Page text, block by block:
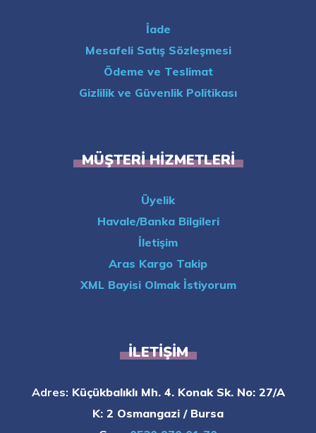
İade
Mesafeli Satış Sözleşmesi
Ödeme ve Teslimat
Gizlilik ve Güvenlik Politikası
MÜŞTERI HIZMETLERI
Üyelik
Havale/Banka Bilgileri
İletişim
Aras Kargo Takip
XML Bayisi Olmak İstiyorum
İLETIŞIM
Adres: Küçükbalıklı Mh. 4. Konak Sk. No: 27/A
K: 2 Osmangazi / Bursa